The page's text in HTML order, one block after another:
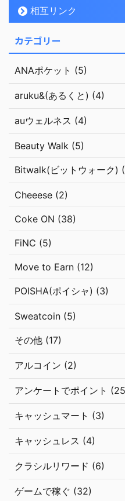
相互リンク
カテゴリー
ANAポケット (5)
aruku&(あるくと) (4)
auウェルネス (4)
Beauty Walk (5)
Bitwalk(ビットウォーク)
Cheeese (2)
Coke ON (38)
FiNC (5)
Move to Earn (12)
POISHA(ポイシャ) (3)
Sweatcoin (5)
その他 (17)
アルコイン (2)
アンケートでポイント
キャッシュマート (3)
キャッシュレス (4)
クラシルリワード (6)
ゲームで稼ぐ (32)